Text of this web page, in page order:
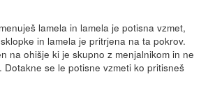
lamela in lamela je potisna vzmet,
in lamela je pritrjena na ta pokrov.
na ohišje ki je skupno z menjalnikom in ne
Dotakne se le potisne vzmeti ko pritisneš